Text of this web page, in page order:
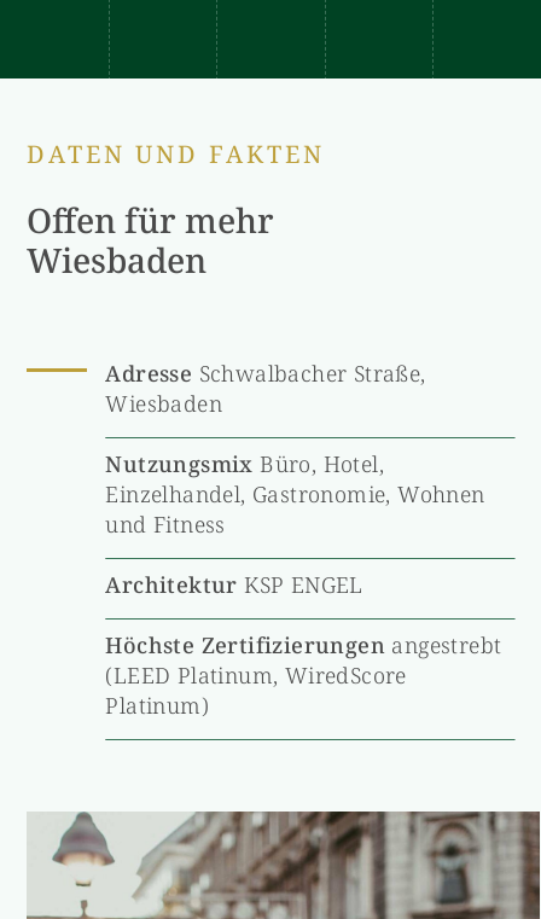
DATEN UND FAKTEN
Offen für mehr
Wiesbaden
Adresse Schwalbacher Straße,
Wiesbaden
Nutzungsmix Büro, Hotel,
Einzelhandel, Gastronomie, Wohnen
und Fitness
Architektur KSP ENGEL
Höchste Zertifizierungen angestrebt
(LEED Platinum, WiredScore
Platinum)